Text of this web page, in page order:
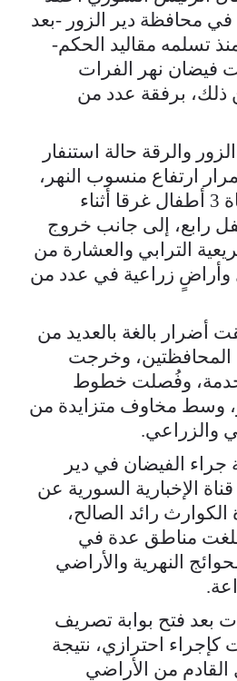
في محافظة دير الزور -بعد
تسلمه مقاليد الحكم-
فيضان نهر الفرات
ذلك، برفقة عدد من
والرقة حالة استنفار
ارتفاع منسوب النهر،
والذي تسبب في وفاة 3 أطفال غرقا أثناء
رابع، إلى جانب خروج
الترابي والعشارة من
وأراضٍ زراعية في عدد من
أضرار بالغة بالعديد من
المحافظتين، وخرجت
وفُصلت خطوط
وسط مخاوف متزايدة من
والزراعي.
2400 عائلة جراء الفيضان في دير
الإخبارية السورية عن
رائد الصالح،
بلغت مناطق عدة في
النهرية والأراضي
بعد فتح بوابة تصريف
كإجراء احترازي، نتيجة
القادم من الأراضي